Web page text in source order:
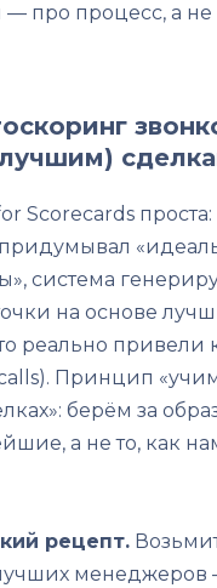
про процесс, а не
Scorecards проста:
система
на основе
реально привели
Принцип
берём за
а не то, как
рецепт.
менеджеров